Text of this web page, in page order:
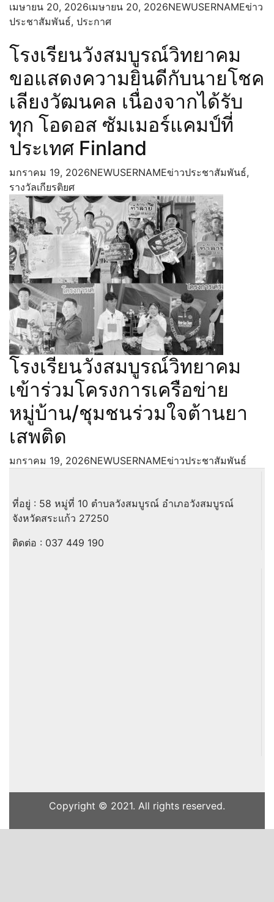
เมษายน 20, 2026เมษายน 20, 2026NEWUSERNAMEข่าว
ประชาสัมพันธ์, ประกาศ
โรงเรียนวังสมบูรณ์วิทยาคม
ขอแสดงความยินดีกับนายโชค
เลียงวัฒนคล เนื่องจากได้รับ
ทุก โอดอส ซัมเมอร์แคมป์ที่
ประเทศ Finland
มกราคม 19, 2026NEWUSERNAMEข่าวประชาสัมพันธ์,
รางวัลเกียรติยศ
โรงเรียนวังสมบูรณ์วิทยาคม
เข้าร่วมโครงการเครือข่าย
หมู่บ้าน/ชุมชนร่วมใจต้านยา
เสพติด
มกราคม 19, 2026NEWUSERNAMEข่าวประชาสัมพันธ์
ที่อยู่ : 58 หมู่ที่ 10 ตำบลวังสมบูรณ์ อำเภอวังสมบูรณ์
จังหวัดสระแก้ว 27250
ติดต่อ : 037 449 190
Copyright © 2021. All rights reserved.